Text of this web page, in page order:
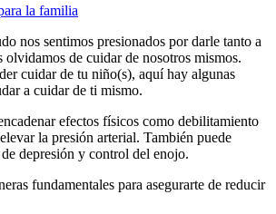
la familia
nos sentimos presionados por darle tanto a
olvidamos de cuidar de nosotros mismos.
cuidar de tu niño(s), aquí hay algunas
a cuidar de ti mismo.
efectos físicos como debilitamiento
la presión arterial. También puede
depresión y control del enojo.
fundamentales para asegurarte de reducir